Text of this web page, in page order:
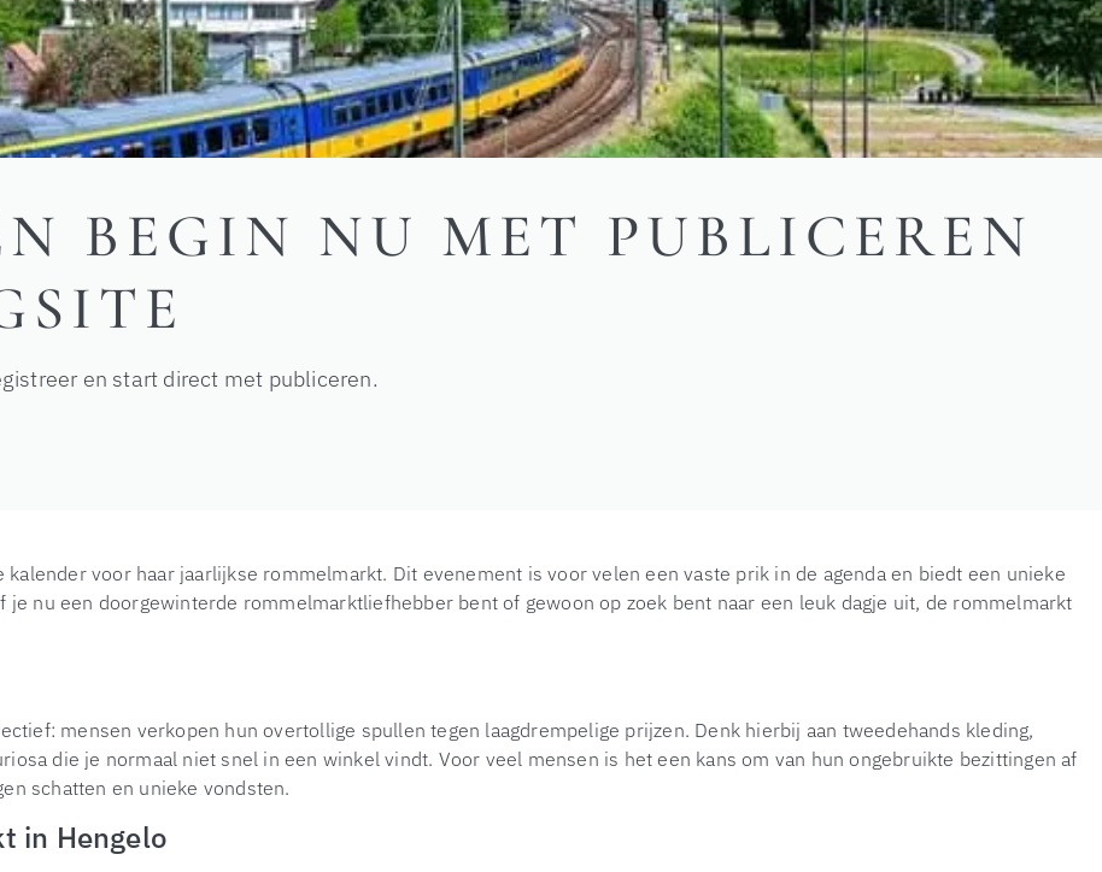
BEGIN NU MET PUBLICEREN
en start direct met publiceren.
voor haar jaarlijkse rommelmarkt. Dit evenement is voor velen een vaste prik in de agenda en biedt een unieke
je nu een doorgewinterde rommelmarktliefhebber bent of gewoon op zoek bent naar een leuk dagje uit, de rommelmarkt
mensen verkopen hun overtollige spullen tegen laagdrempelige prijzen. Denk hierbij aan tweedehands kleding,
die je normaal niet snel in een winkel vindt. Voor veel mensen is het een kans om van hun ongebruikte bezittingen af
schatten en unieke vondsten.
in Hengelo